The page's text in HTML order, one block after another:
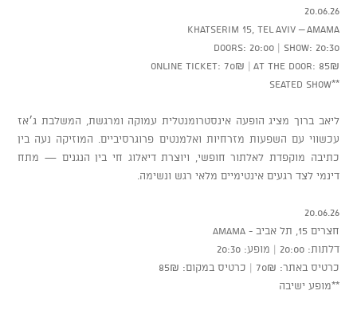
20.06.26
Khatserim 15, Tel Aviv – AMAMA
Doors: 20:00 | Show: 20:30
Online ticket: 70₪ | At the door: 85₪
**Seated show
ליאב ברוך מציג הופעה אינסטרומנטלית עמוקה ומרגשת, המשלבת ג׳אז
עכשווי עם השפעות מזרחיות ואלמנטים פרוגרסיביים. המוזיקה נעה בין
כתיבה מוקפדת לאלתור חופשי, ויוצרת דיאלוג חי בין הנגנים — מתח
דינמי לצד רגעים אינטימיים מלאי רגש ונשימה.
20.06.26
חצרים 15, תל אביב - AMAMA
דלתות: 20:00 | מופע: 20:30
כרטיס באתר: 70₪ | כרטיס במקום: 85₪
**מופע ישיבה